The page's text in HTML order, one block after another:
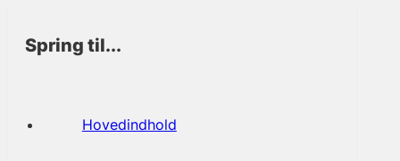
Spring til...
Hovedindhold